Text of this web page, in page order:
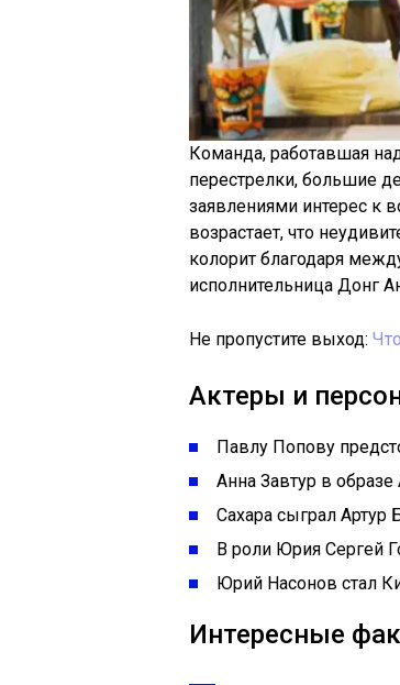
Команда, работавшая
перестрелки, большие
заявлениями интерес к
возрастает, что
колорит благодаря
исполнительница Донг
Не пропустите выход:
Актеры и
Павлу Попову
Анна Завтур в образе
Сахара сыграл Артур
В роли Юрия Сергей
Юрий Насонов стал
Интересные